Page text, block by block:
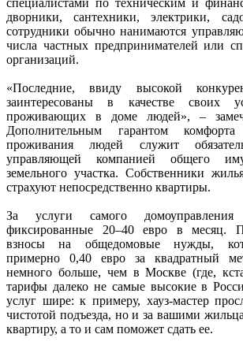
дворники, сантехники, электрики,
сотрудники обычно нанимаются
числа частных предпринимателей или
организаций.
«Последние, ввиду высокой
заинтересованы в качестве своих
проживающих в доме людей», –
Дополнительным гарантом
проживания людей служит
управляющей компанией общего
земельного участка. Собственники
страхуют непосредственно квартиры.
За услуги самого
фиксированные 20–40 евро в месяц.
взносы на общедомовые нужды,
примерно 0,40 евро за квадратный
немного больше, чем в Москве (где,
тарифы далеко не самые высокие в
услуг шире: к примеру, хауз-мастер
чистотой подъезда, но и за вашими
квартиру, а то и сам поможет сдать ее.